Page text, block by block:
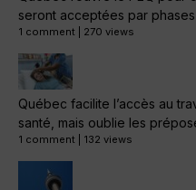
seront acceptées par phases
1 comment 270 views
Québec facilite l’accès au
santé, mais oublie les
1 comment 132 views